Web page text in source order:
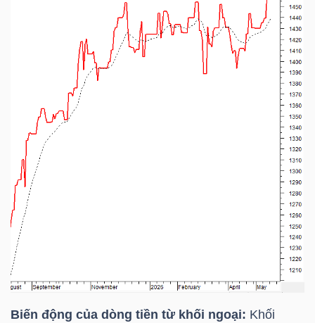
Biến động của dòng tiền từ khối ngoại: Khối